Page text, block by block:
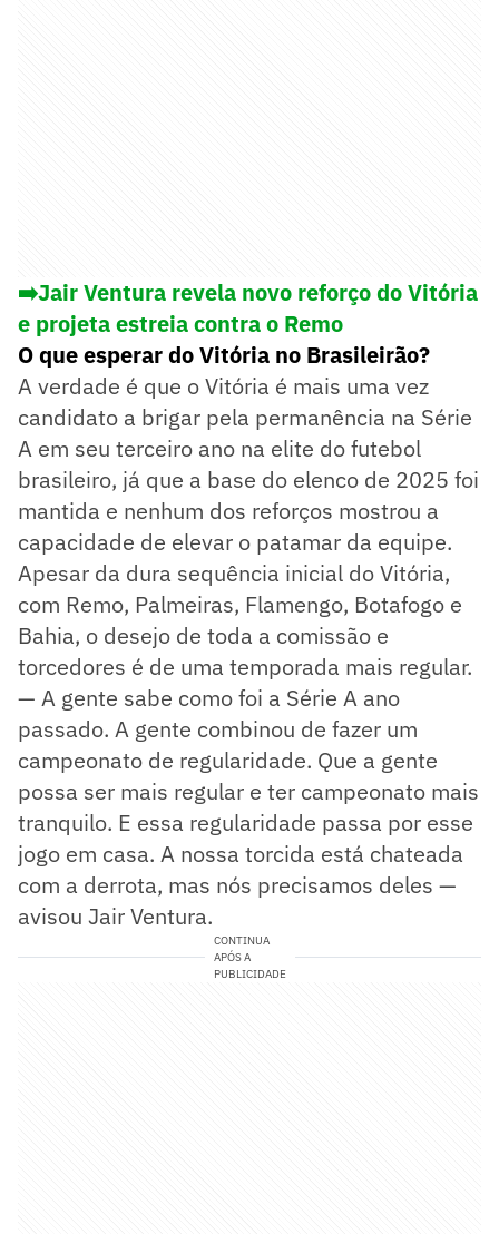
➡️Jair Ventura revela novo reforço do Vitória
e projeta estreia contra o Remo
O que esperar do Vitória no Brasileirão?
A verdade é que o Vitória é mais uma vez
candidato a brigar pela permanência na Série
A em seu terceiro ano na elite do futebol
brasileiro, já que a base do elenco de 2025 foi
mantida e nenhum dos reforços mostrou a
capacidade de elevar o patamar da equipe.
Apesar da dura sequência inicial do Vitória,
com Remo, Palmeiras, Flamengo, Botafogo e
Bahia, o desejo de toda a comissão e
torcedores é de uma temporada mais regular.
— A gente sabe como foi a Série A ano
passado. A gente combinou de fazer um
campeonato de regularidade. Que a gente
possa ser mais regular e ter campeonato mais
tranquilo. E essa regularidade passa por esse
jogo em casa. A nossa torcida está chateada
com a derrota, mas nós precisamos deles —
avisou Jair Ventura.
CONTINUA
APÓS A
PUBLICIDADE